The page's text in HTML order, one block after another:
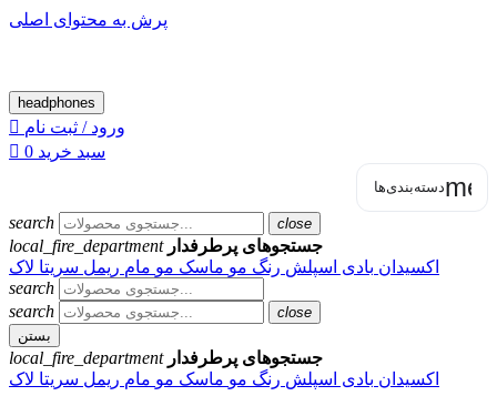
پرش به محتوای اصلی
headphones
 ورود / ثبت نام
 0 سبد خرید
دسته‌بندی‌ها
search close
local_fire_department جستجوهای پرطرفدار
اکسیدان بادی اسپلش رنگ مو ماسک مو مام ریمل سریتا لاک
search
search
close
بستن
local_fire_department جستجوهای پرطرفدار
اکسیدان بادی اسپلش رنگ مو ماسک مو مام ریمل سریتا لاک